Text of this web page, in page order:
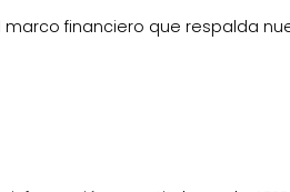
marco financiero que respalda